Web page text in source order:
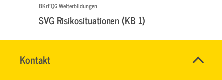
Kontakt
CORNELIA
Name*
SVG-
Wiki
BKrFQG Weiterbildungen
SVG Risikosituationen (KB 1)